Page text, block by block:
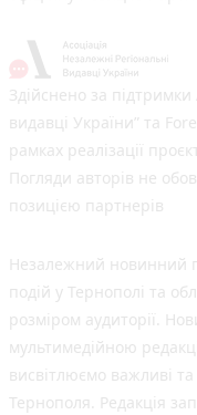
Здійснено за підтримки
видавці України” та
рамках реалізації
Погляди авторів не
позицією партнерів
Незалежний новинний
подій у Тернополі та
розміром аудиторії.
мультимедійною
висвітлюємо важливі
Тернополя. Редакція